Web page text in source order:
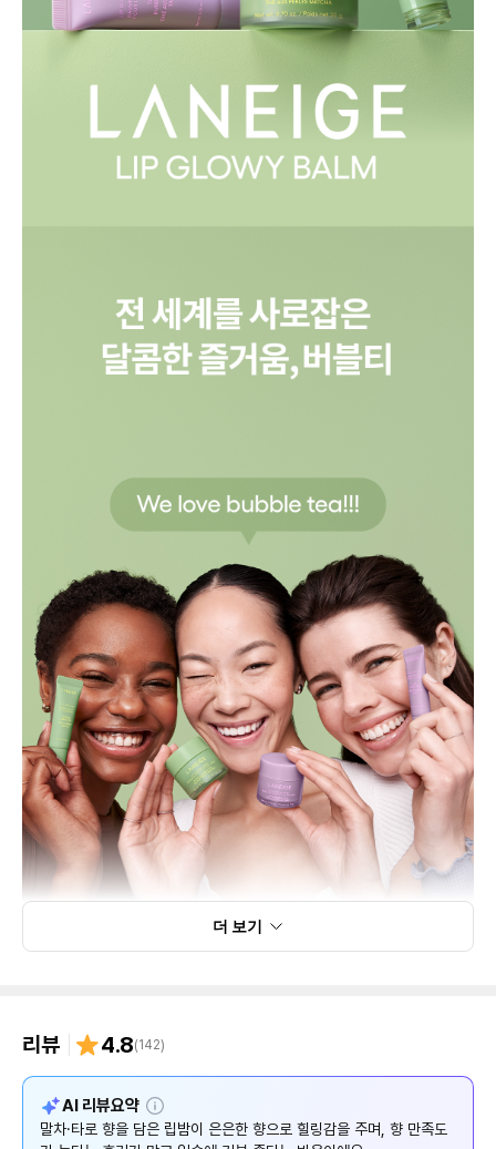
더 보기
리뷰 4.8(142)
AI 리뷰요약 설
명
말차·타로 향을 담은 립밤이 은은한 향으로 힐링감을 주며, 향 만족도